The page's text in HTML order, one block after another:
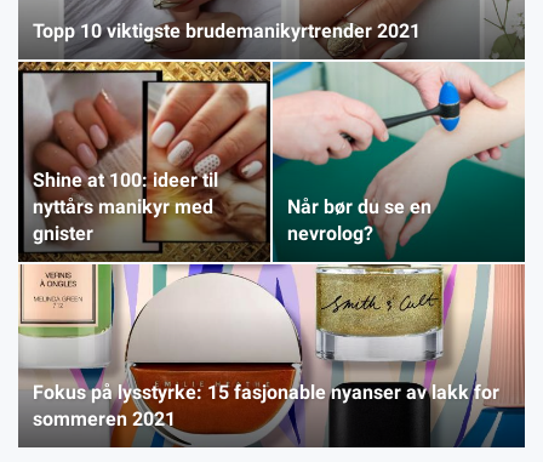
Topp 10 viktigste brudemanikyrtrender 2021
Shine at 100: ideer til
nyttårs manikyr med
gnister
Når bør du se en
nevrolog?
Fokus på lysstyrke: 15 fasjonable nyanser av lakk for
sommeren 2021